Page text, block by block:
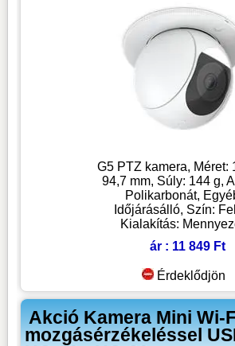
G5 PTZ kamera, Méret:
94,7 mm, Súly: 144 g,
Polikarbonát,
Időjárásálló, Szín:
Kialakítás:
ár : 11 849 Ft
Érdeklődjön
Akció Kamera Mini Wi-
mozgásérzékeléssel